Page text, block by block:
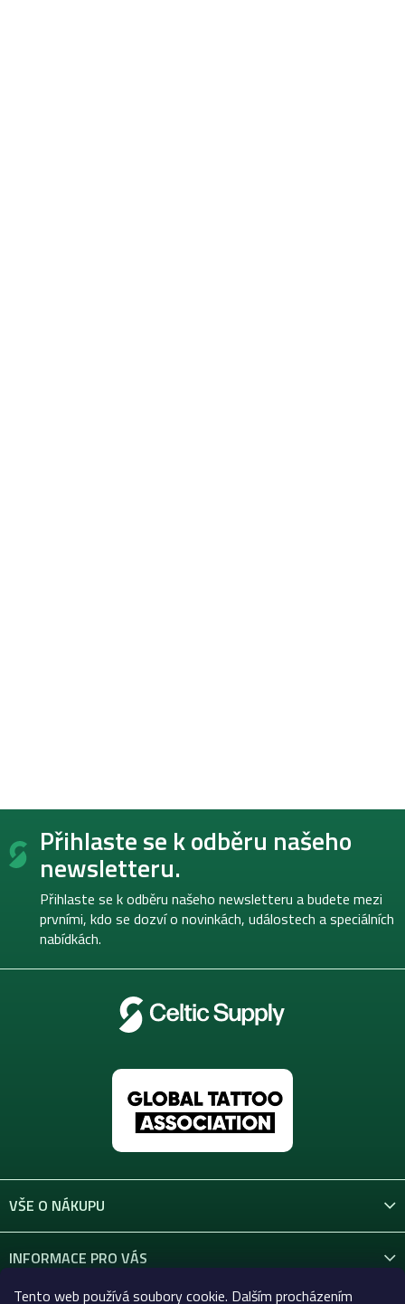
Tento web používá soubory cookie. Dalším procházením
Z
Přihlaste se k odběru našeho
newsletteru.
Přihlaste se k odběru našeho newsletteru a budete mezi
prvními, kdo se dozví o novinkách, událostech a speciálních
nabídkách.
VŠE O NÁKUPU
INFORMACE PRO VÁS